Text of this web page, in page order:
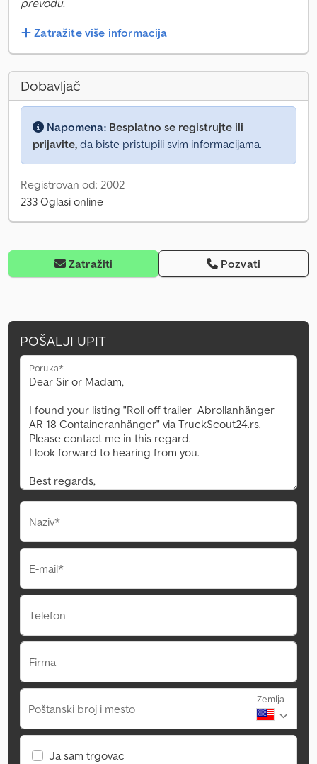
prevodu.
Zatražite više informacija
Dobavljač
Napomena: Besplatno se registrujte ili
prijavite, da biste pristupili svim informacijama.
Registrovan od: 2002
233 Oglasi online
Zatražiti Pozvati
POŠALJI UPIT
Poruka*
Naziv*
E-mail*
Telefon
Firma
Poštanski broj i mesto
Zemlja
Ja sam trgovac